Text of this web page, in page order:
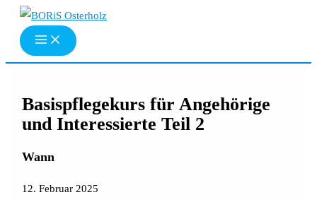
Zum
Inhalt
springen
Basispflegekurs für Angehörige
und Interessierte Teil 2
Wann
12. Februar 2025